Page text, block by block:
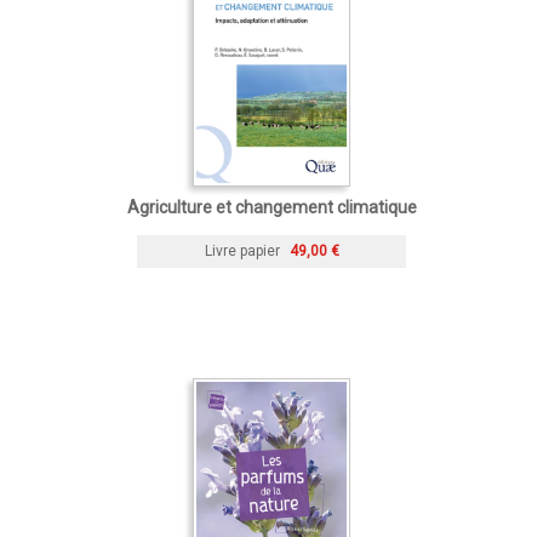
Agriculture et changement climatique
Livre papier 49,00 €